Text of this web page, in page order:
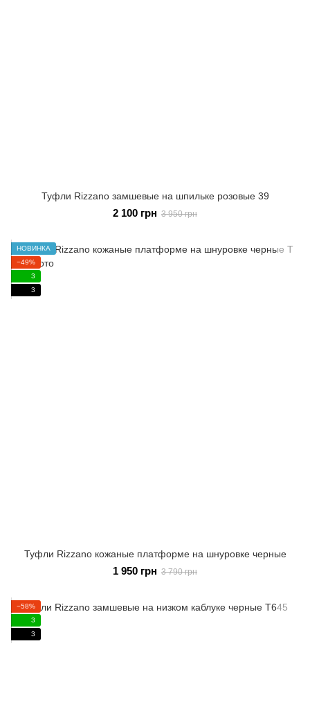
Туфли Rizzano замшевые на шпильке розовые 39
2 100 грн 3 950 грн
НОВИНКА
−49%
3
3
Туфли Rizzano кожаные платформе на шнуровке черные
1 950 грн 3 790 грн
−58%
3
3